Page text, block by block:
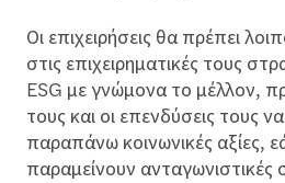
Οι επιχειρήσεις θα πρέπει
στις επιχειρηματικές τους
ESG με γνώμονα το μέλλον,
τους και οι επενδύσεις τους
παραπάνω κοινωνικές αξίες,
παραμείνουν